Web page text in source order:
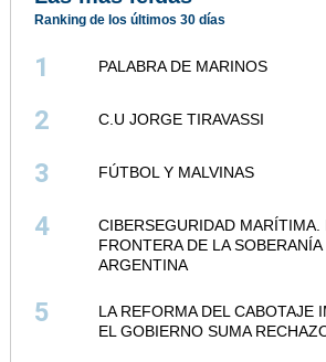
Ranking de los últimos 30 días
1 PALABRA DE MARINOS
2 C.U JORGE TIRAVASSI
3 FÚTBOL Y MALVINAS
4
CIBERSEGURIDAD MARÍTIMA.
FRONTERA DE LA
ARGENTINA
5
LA REFORMA DEL CABOTAJE
EL GOBIERNO SUMA